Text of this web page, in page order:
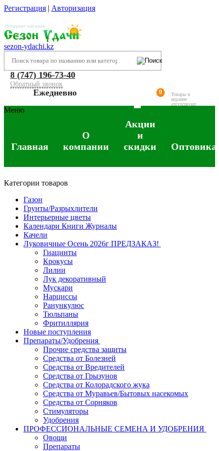
Регистрация | Авторизация
sezon-ydachi.kz
8 (747) 196-73-40
Обратный звонок
Ежедневно 0
Товары в
корзине
отсутствуют
Меню
Главная
О
компании
Акции
и
скидки
Категории товаров
Газон
Грунты/Разрыхлители
Интерьерные цветы
Календари Книги Журналы
Качели
Луковичные Осень 2026г ПРЕДЗАКАЗ!
Гиацинты
Крокусы
Лилии
Лук декоративный
Мускари
Нарциссы
Ранункулюс
Тюльпаны
Фритиллярия
Новые поступления
Препараты/Удобрения
Прочие средства защиты
Средства от Болезней
Средства от Вредителей
Средства от Грызунов
Средства от Колорадского жука
Средства от Муравьев/Бытовых насекомых
Средства от Сорняков
Стимуляторы
Удобрения
ПРОФЕССИОНАЛЬНЫЕ СЕМЕНА И УДОБРЕНИЯ
Овощи
Препараты